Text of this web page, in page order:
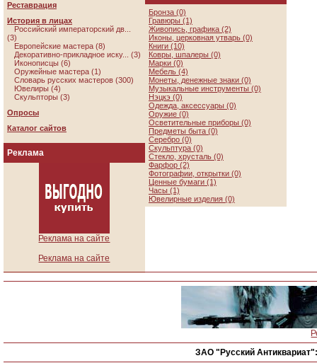
Реставрация
История в лицах
Российский императорский дв...
(3)
Европейские мастера (8)
Декоративно-прикладное иску... (3)
Иконописцы (6)
Оружейные мастера (1)
Словарь русских мастеров (300)
Ювелиры (4)
Скульпторы (3)
Опросы
Каталог сайтов
Реклама
Реклама на сайте
Реклама на сайте
Бронза (0)
Гравюры (1)
Живопись, графика (2)
Иконы, церковная утварь (0)
Книги (10)
Ковры, шпалеры (0)
Марки (0)
Мебель (4)
Монеты, денежные знаки (0)
Музыкальные инструменты (0)
Нэцкэ (0)
Одежда, аксессуары (0)
Оружие (0)
Осветительные приборы (0)
Предметы быта (0)
Серебро (0)
Скульптура (0)
Стекло, хрусталь (0)
Фарфор (2)
Фотографии, открытки (0)
Ценные бумаги (1)
Часы (1)
Ювелирные изделия (0)
ЗАО "Русский Антиквариат":